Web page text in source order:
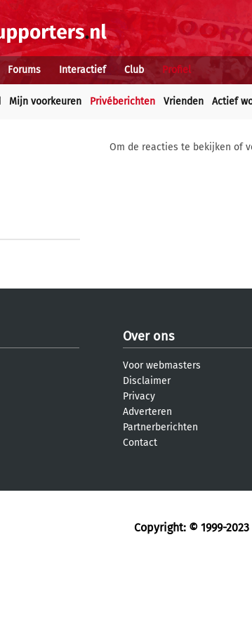
Forums Interactief Club Profiel
Mijn voorkeuren Privéberichten Vrienden Actief
Om de reacties te bekijken of
Over ons
Voor webmasters
Disclaimer
Privacy
Adverteren
Partnerberichten
Contact
Copyright: © 1999-2023